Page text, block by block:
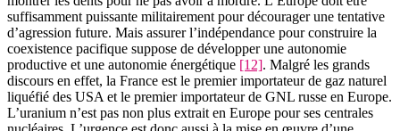
suffisamment puissante militairement pour décourager une tentative
d’agression future. Mais assurer l’indépendance pour construire la
coexistence pacifique suppose de développer une autonomie
productive et une autonomie énergétique [12]. Malgré les grands
discours en effet, la France est le premier importateur de gaz naturel
liquéfié des USA et le premier importateur de GNL russe en Europe.
L’uranium n’est pas non plus extrait en Europe pour ses centrales